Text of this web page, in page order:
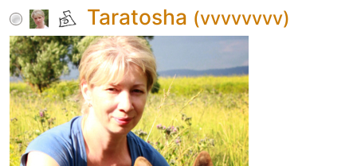
Taratosha (vvvvvvvv)